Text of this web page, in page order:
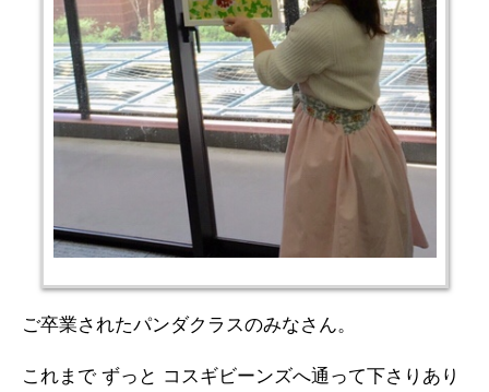
ご卒業されたパンダクラスのみなさん。
これまで ずっと コスギビーンズへ通って下さりあり